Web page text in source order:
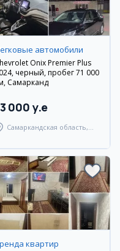
автомобили
Onix Premier Plus
черный, пробег 71 000
Самарканд
000 y.e
Самаркандская область,
квартир